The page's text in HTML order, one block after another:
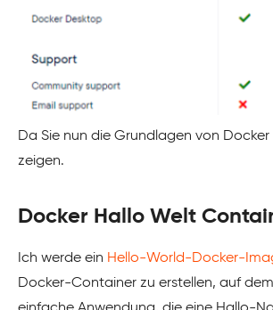
Da Sie nun die Grundlagen von
zeigen.
Docker Hallo Welt
Ich werde ein Hello-World-Docker-
Docker-Container zu erstellen, auf